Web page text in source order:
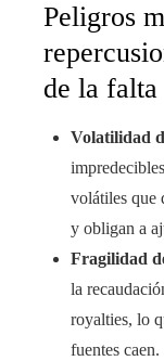
Peligros
de la
Volatilidad
volátiles que
y obligan a
Fragilidad
la
royalties, lo
fuentes caen.